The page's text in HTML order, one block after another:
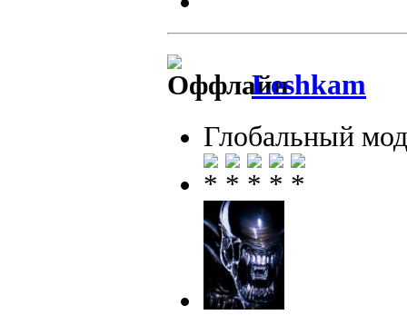
Leshkam
Глобальный